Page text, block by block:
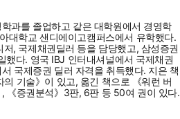
과를 졸업하고 같은 대학원에서 경영학
대학교 샌디에이고캠퍼스에서 유학했다.
, 국제채권딜러 등을 담당했고, 삼성증권
했다. 영국 IBJ 인터내셔널에서 국제채권
국제증권 딜러 자격을 취득했다. 지은 책
의 기술》이 있고, 옮긴 책으로 《워런 버
《증권분석》3판, 6판 등 50여 권이 있다.